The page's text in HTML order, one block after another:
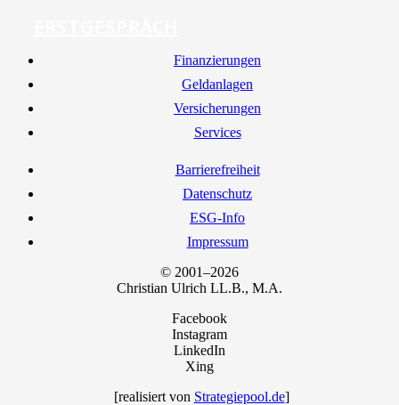
Finan­zie­run­gen
Geld­an­la­gen
Ver­si­che­run­gen
Ser­vices
Bar­rie­re­frei­heit
Daten­schutz
ESG-Info
Impres­sum
© 2001–2026
Chris­ti­an Ulrich LL.B., M.A.
Facebook
Instagram
LinkedIn
Xing
[rea­li­siert von Strategiepool.de]